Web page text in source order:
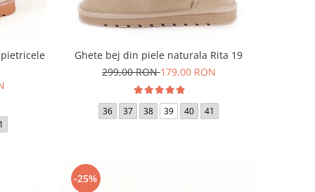
Ghete bej din piele naturala Rita 19
299,00 RON179,00 RON
36 37 38 39 40 41
-25%